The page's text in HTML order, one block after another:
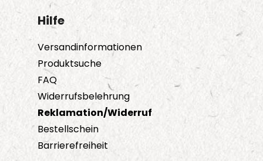
Hilfe
Versandinformationen
Produktsuche
FAQ
Widerrufsbelehrung
Reklamation/Widerruf
Bestellschein
Barrierefreiheit